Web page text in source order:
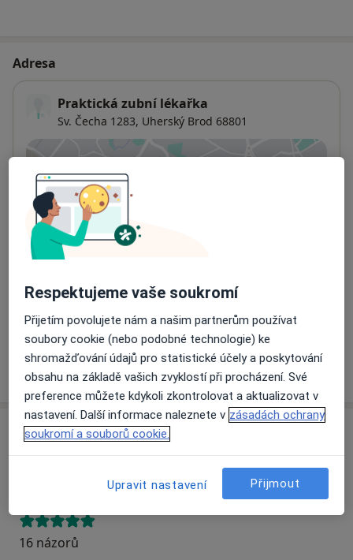
Adresa
Praktická zubní lékařka
Sv. Čecha 1283, Uherský Brod 68801
Dostupnost
Na této adrese online kalendář není aktivní
Co mám v takové situaci udělat?
Způsoby platby (soukromé návštěvy)
Detaily
Více
o adrese
Názory
Přidejte svůj názor
16 názorů
Respektujeme vaše soukromí
Přijetím povolujete nám a našim partnerům používat
soubory cookie (nebo podobné technologie) ke
shromažďování údajů pro statistické účely a poskytování
obsahu na základě vašich zvyklostí při procházení. Své
preference můžete kdykoli zkontrolovat a aktualizovat v
nastavení. Další informace naleznete v zásadách ochrany
soukromí a souborů cookie.
Upravit nastavení Přijmout